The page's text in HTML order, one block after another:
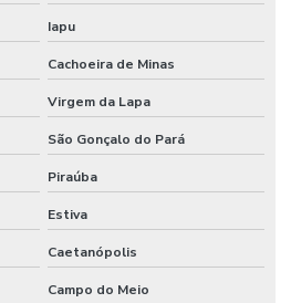
Iapu
Cachoeira de Minas
Virgem da Lapa
São Gonçalo do Pará
Piraúba
Estiva
Caetanópolis
Campo do Meio